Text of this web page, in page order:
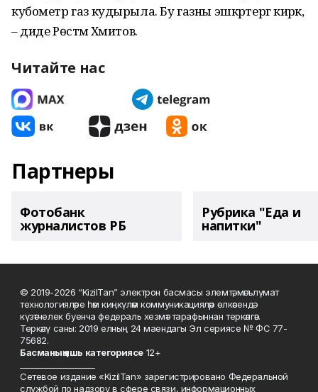
кубометр газ кудырыла. Бу газны эшкәртергә кирәк,
– диде Рөстәм Хәмитов.
Читайте нас
Партнеры
Фотобанк
журналистов РБ
Рубрика "Еда и
напитки"
© 2019-2026 “KizilTan” электрон басмасы элемтә, мәгълүмат
технологияләре һәм киңкүләм коммуникацияләр өлкәсендә
күзәтчелек буенча федераль хезмәт тарафыннан теркәлгән.
Теркәлү саны: 2019 елның 24 маендагы Эл сериясе № ФС 77-
75682.
Басманың яшь категориясе12+
Сетевое издание «KizilTan» зарегистрировано Федеральной
службой по надзору в сфере связи, информационных